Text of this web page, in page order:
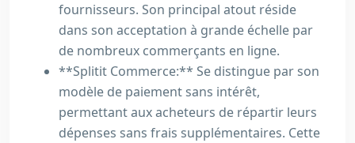
fournisseurs. Son principal atout réside
dans son acceptation à grande échelle par
de nombreux commerçants en ligne.
**Splitit Commerce:** Se distingue par son
modèle de paiement sans intérêt,
permettant aux acheteurs de répartir leurs
dépenses sans frais supplémentaires. Cette